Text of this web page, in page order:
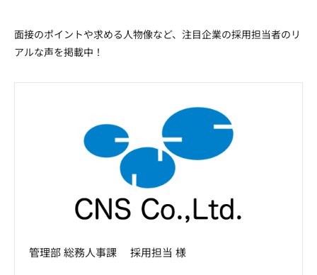
面接のポイントや求める人物像など、注目企業の採用担当者のリ
アルな声を掲載中！
管理部 総務人事課 採用担当 様